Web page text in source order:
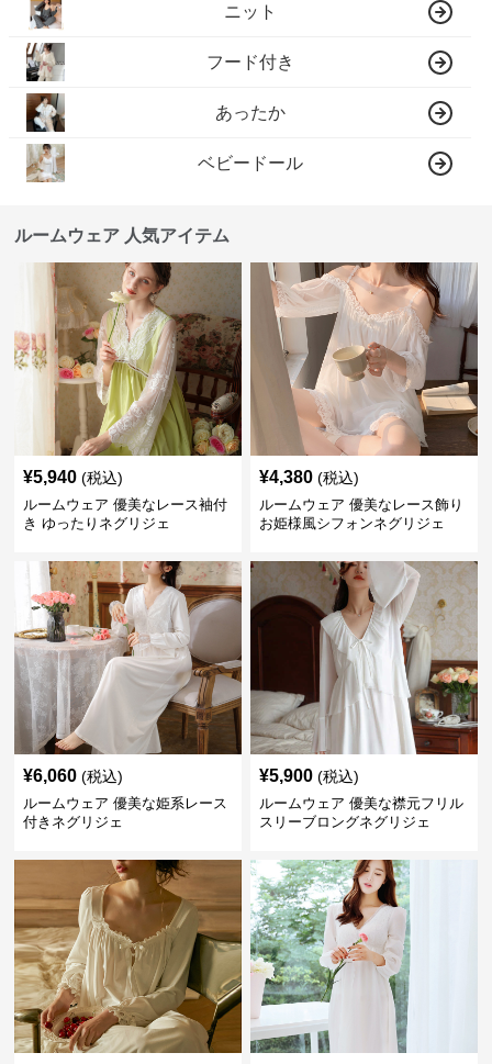
ニット
フード付き
あったか
ベビードール
ルームウェア 人気アイテム
¥5,940 (税込)
ルームウェア 優美なレース袖付
き ゆったりネグリジェ
¥4,380 (税込)
ルームウェア 優美なレース飾り
お姫様風シフォンネグリジェ
¥6,060 (税込)
ルームウェア 優美な姫系レース
付きネグリジェ
¥5,900 (税込)
ルームウェア 優美な襟元フリル
スリーブロングネグリジェ